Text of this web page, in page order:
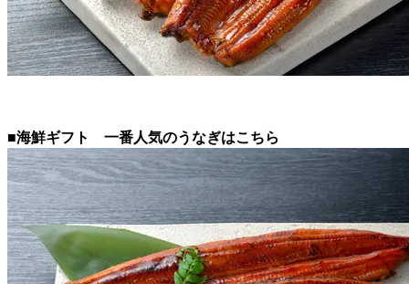
■海鮮ギフト 一番人気のうなぎはこちら